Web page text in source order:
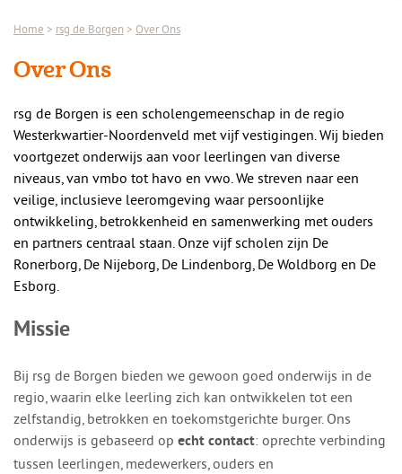
Home > rsg de Borgen > Over Ons
Over Ons
rsg de Borgen is een scholengemeenschap in de regio
Westerkwartier-Noordenveld met vijf vestigingen. Wij bieden
voortgezet onderwijs aan voor leerlingen van diverse
niveaus, van vmbo tot havo en vwo. We streven naar een
veilige, inclusieve leeromgeving waar persoonlijke
ontwikkeling, betrokkenheid en samenwerking met ouders
en partners centraal staan. Onze vijf scholen zijn De
Ronerborg, De Nijeborg, De Lindenborg, De Woldborg en De
Esborg.
Missie
Bij rsg de Borgen bieden we gewoon goed onderwijs in de
regio, waarin elke leerling zich kan ontwikkelen tot een
zelfstandig, betrokken en toekomstgerichte burger. Ons
onderwijs is gebaseerd op echt contact: oprechte verbinding
tussen leerlingen, medewerkers, ouders en